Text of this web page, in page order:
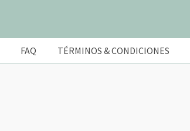
FAQ TÉRMINOS & CONDICIONES